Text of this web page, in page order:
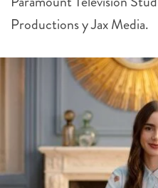
Productions y Jax Media.